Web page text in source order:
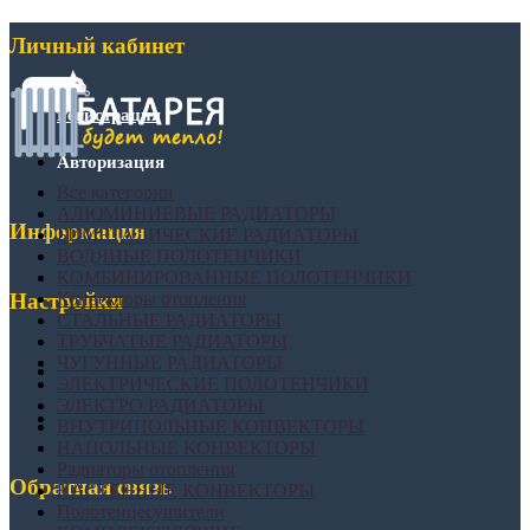
Личный кабинет
Регистрация
Авторизация
Информация
Настройки
Обратная связь
БИМЕТАЛИЧЕСКИЕ РАДИАТОРЫ
Конвекторы отопления
СТАЛЬНЫЕ РАДИАТОРЫ
НАСТЕННЫЕ КОНВЕКТОРЫ